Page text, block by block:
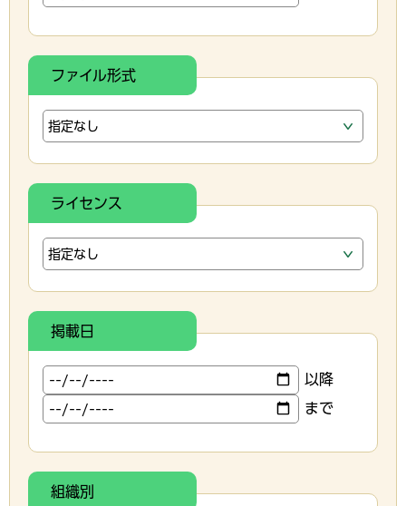
ファイル形式
ライセンス
掲載日
以降
まで
組織別